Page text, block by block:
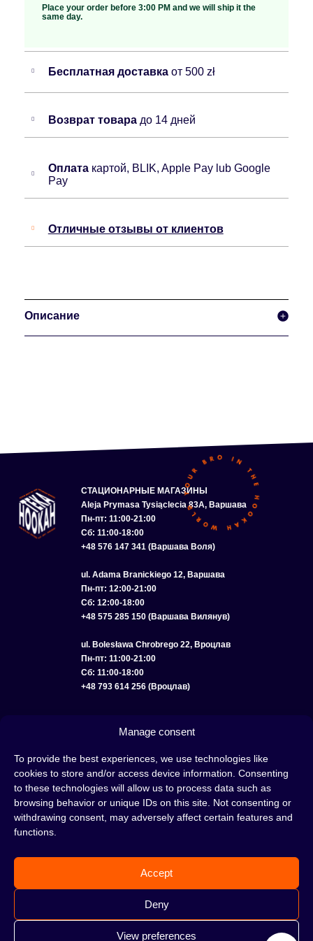
Manage consent
To provide the best experiences, we use technologies like
cookies to store and/or access device information. Consenting
to these technologies will allow us to process data such as
browsing behavior or unique IDs on this site. Not consenting or
withdrawing consent, may adversely affect certain features and
functions.
Accept
Deny
View preferences
Place your order before 3:00 PM and we will ship it the
same day.
Бесплатная доставка от 500 zł
Возврат товара до 14 дней
Оплата картой, BLIK, Apple Pay lub Google
Pay
Отличные отзывы от клиентов
Описание
СТАЦИОНАРНЫЕ МАГАЗИНЫ
Aleja Prymasa Tysiąclecia 83A, Варшава
Пн-пт: 11:00-21:00
Сб: 11:00-18:00
+48 576 147 341 (Варшава Воля)
ul. Adama Branickiego 12, Варшава
Пн-пт: 12:00-21:00
Сб: 12:00-18:00
+48 575 285 150 (Варшава Вилянув)
ul. Bolesława Chrobrego 22, Вроцлав
Пн-пт: 11:00-21:00
Сб: 11:00-18:00
+48 793 614 256 (Вроцлав)
УСЛОВИЯ ИСПОЛЬЗОВАНИЯ ПОЛИТИКА COOKIE
Кальян — это отличная идея для вечера, проведенного с друзьями или в
одиночестве; это интересный ритуал, который покорил сердца многих людей.
Несмотря на то, знакомы тебе слова «кальян» или «кальянный табак» или
нет, это место идеально подходит для тебя!
е жди, а сразу отправляйся в наш
кальянный магазин и совершай покупки.